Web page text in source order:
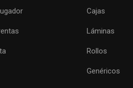
Cajas
Láminas
Rollos
Genéricos